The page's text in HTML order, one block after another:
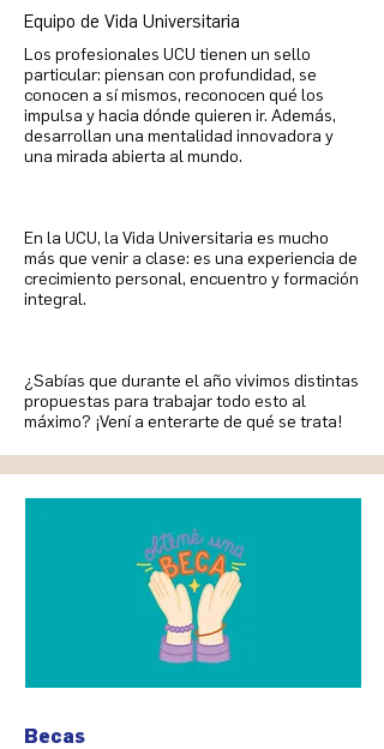
Equipo de Vida Universitaria
Los profesionales UCU tienen un sello
particular: piensan con profundidad, se
conocen a sí mismos, reconocen qué los
impulsa y hacia dónde quieren ir. Además,
desarrollan una mentalidad innovadora y
una mirada abierta al mundo.
En la UCU, la Vida Universitaria es mucho
más que venir a clase: es una experiencia de
crecimiento personal, encuentro y formación
integral.
¿Sabías que durante el año vivimos distintas
propuestas para trabajar todo esto al
máximo? ¡Vení a enterarte de qué se trata!
Becas